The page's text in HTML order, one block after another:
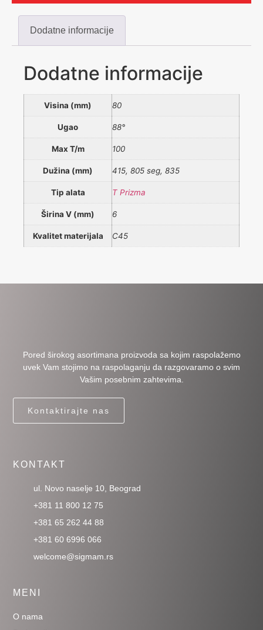
Dodatne informacije
Dodatne informacije
Visina (mm) 80
Ugao 88°
Max T/m 100
Dužina (mm) 415, 805 seg, 835
Tip alata T Prizma
Širina V (mm) 6
Kvalitet materijala C45
Pored širokog asortimana proizvoda sa kojim raspolažemo
uvek Vam stojimo na raspolaganju da razgovaramo o svim
Vašim posebnim zahtevima.
Kontaktirajte nas
KONTAKT
ul. Novo naselje 10, Beograd
+381 11 800 12 75
+381 65 262 44 88
+381 60 6996 066
welcome@sigmam.rs
MENI
O nama